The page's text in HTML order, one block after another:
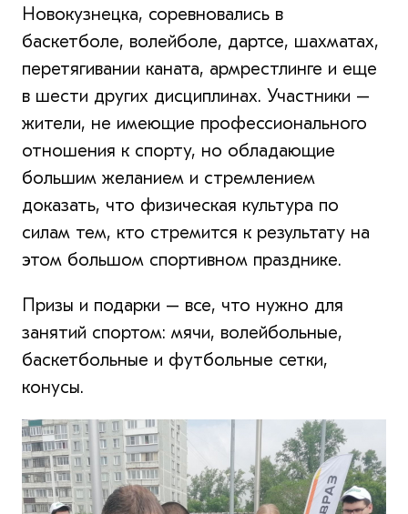
Новокузнецка, соревновались в
баскетболе, волейболе, дартсе, шахматах,
перетягивании каната, армрестлинге и еще
в шести других дисциплинах. Участники –
жители, не имеющие профессионального
отношения к спорту, но обладающие
большим желанием и стремлением
доказать, что физическая культура по
силам тем, кто стремится к результату на
этом большом спортивном празднике.
Призы и подарки – все, что нужно для
занятий спортом: мячи, волейбольные,
баскетбольные и футбольные сетки,
конусы.